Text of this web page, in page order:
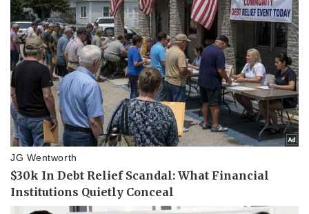
Pháp luật
Vụ án
Tin nóng
Tư vấn luật
Quân sự - Quốc phòng
Vũ khí
Việt Nam
Phân tích